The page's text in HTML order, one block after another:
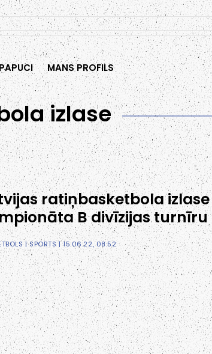
MANS PROFILS
izlase
ratiņbasketbola izlase
B divīzijas turnīru
|SPORTS| 15.06.22, 08:52